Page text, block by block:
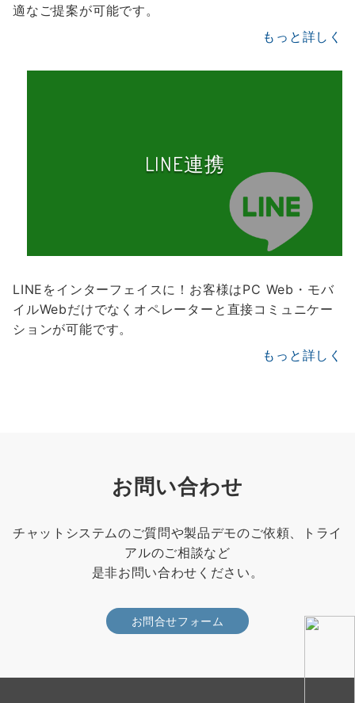
適なご提案が可能です。
もっと詳しく
LINE連携
LINEをインターフェイスに！お客様はPC Web・モバ
イルWebだけでなくオペレーターと直接コミュニケー
ションが可能です。
もっと詳しく
お問い合わせ
チャットシステムのご質問や製品デモのご依頼、トライ
アルのご相談など
是非お問い合わせください。
お問合せフォーム